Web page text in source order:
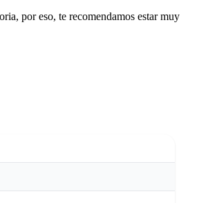
por eso, te recomendamos estar muy